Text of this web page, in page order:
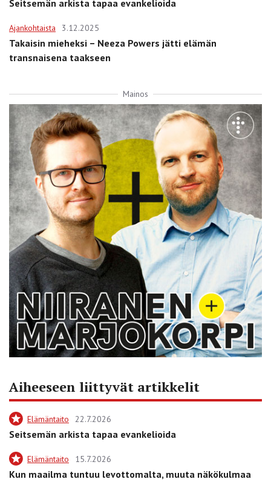
Seitsemän arkista tapaa evankelioida
Ajankohtaista 3.12.2025
Takaisin mieheksi – Neeza Powers jätti elämän
transnaisena taakseen
Mainos
Aiheeseen liittyvät artikkelit
Elämäntaito 22.7.2026
Seitsemän arkista tapaa evankelioida
Elämäntaito 15.7.2026
Kun maailma tuntuu levottomalta, muuta näkökulmaa